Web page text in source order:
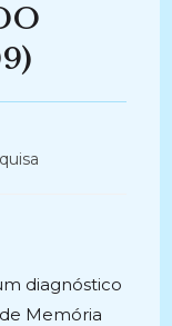
diagnóstico
Memória